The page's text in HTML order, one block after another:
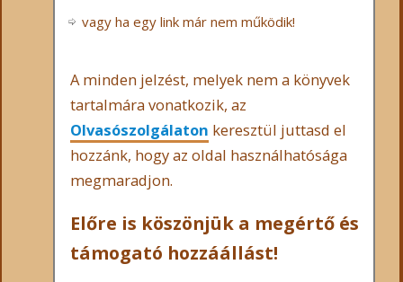
vagy ha egy link már nem működik!
A minden jelzést, melyek nem a könyvek
tartalmára vonatkozik, az
Olvasószolgálaton keresztül juttasd el
hozzánk, hogy az oldal használhatósága
megmaradjon.
Előre is köszönjük a megértő és
támogató hozzáállást!